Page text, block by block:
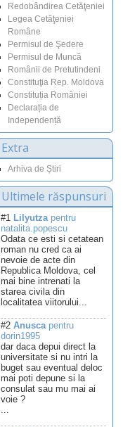
Redobândirea Cetăţeniei
Legea Cetăţeniei
Române
Permisul de Şedere
Permisul de Muncă
Românii de Pretutindeni
Constituţia Rep. Moldova
Constituția României
Declarația de
Independență
Extra
Arhiva de Știri
Ultimele răspunsuri
#1 Lilyutza pentru
natalita.popescu
Odata ce esti si cetatean
roman nu cred ca ai
nevoie de acte din
Republica Moldova, cel
mai bine intrenati la
starea civila din
localitatea viitorului...
#2 Anusca pentru
dorin1995
dar daca depui direct la
universitate si nu intri la
buget sau eventual deloc
mai poti depune si la
consulat sau mu mai ai
voie ?